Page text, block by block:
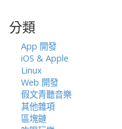
字:
分類
App 開發
iOS & Apple
Linux
Web 開發
假文青聽音樂
其他雜項
區塊鏈